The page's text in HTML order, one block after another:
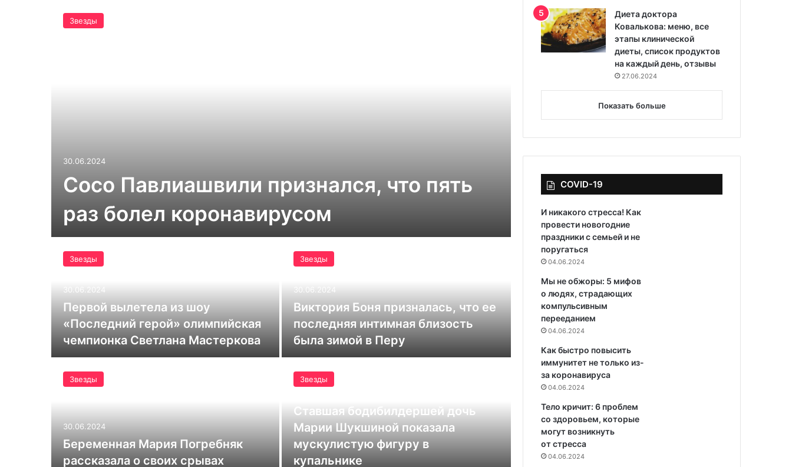
Звезды
30.06.2024
Сосо Павлиашвили признался, что пять
раз болел коронавирусом
Звезды
30.06.2024
Первой вылетела из шоу
«Последний герой» олимпийская
чемпионка Светлана Мастеркова
Звезды
30.06.2024
Виктория Боня призналась, что ее
последняя интимная близость
была зимой в Перу
Звезды
30.06.2024
Беременная Мария Погребняк
рассказала о своих срывах
Звезды
Ставшая бодибилдершей дочь
Марии Шукшиной показала
мускулистую фигуру в
купальнике
Диета доктора
Ковалькова: меню, все
этапы клинической
диеты, список продуктов
на каждый день, отзывы
27.06.2024
Показать больше
COVID-19
И никакого стресса! Как
провести новогодние
праздники с семьей и не
поругаться
04.06.2024
Мы не обжоры: 5 мифов
о людях, страдающих
компульсивным
перееданием
04.06.2024
Как быстро повысить
иммунитет не только из-
за коронавируса
04.06.2024
Тело кричит: 6 проблем
со здоровьем, которые
могут возникнуть
от стресса
04.06.2024